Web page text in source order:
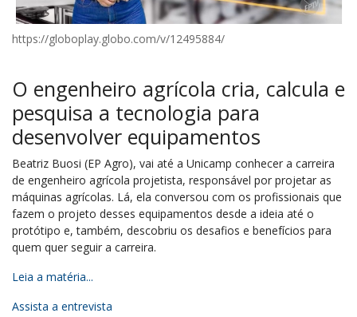
https://globoplay.globo.com/v/12495884/
O engenheiro agrícola cria, calcula e
pesquisa a tecnologia para
desenvolver equipamentos
Beatriz Buosi (EP Agro), vai até a Unicamp conhecer a carreira
de engenheiro agrícola projetista, responsável por projetar as
máquinas agrícolas. Lá, ela conversou com os profissionais que
fazem o projeto desses equipamentos desde a ideia até o
protótipo e, também, descobriu os desafios e benefícios para
quem quer seguir a carreira.
Leia a matéria...
Assista a entrevista